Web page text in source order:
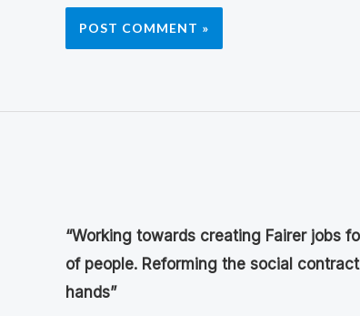
“Working towards creating Fairer jobs
of people. Reforming the social
hands”